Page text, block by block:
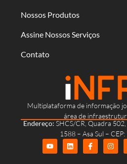
Multiplataforma de informação
área de
Endereço: SHCS/CR, Quadra
1588 – Asa Sul –
Nossos Produtos
Assine Nossos Serviços
Contato